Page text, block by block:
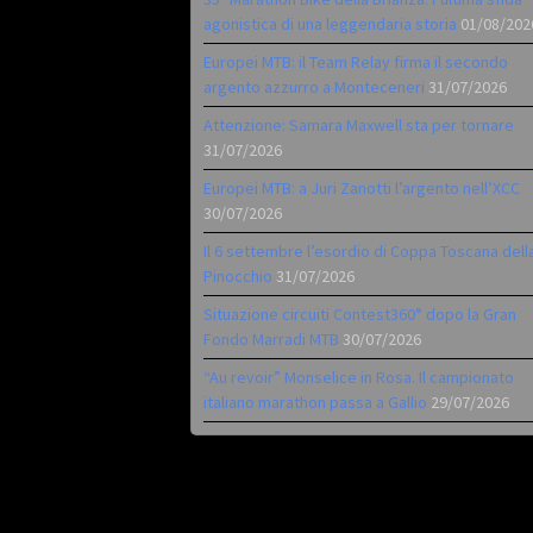
agonistica di una leggendaria storia 01/08/
Europei MTB: il Team Relay firma il secondo
argento azzurro a Monteceneri 31/07/2026
Attenzione: Samara Maxwell sta per tornare
31/07/2026
Europei MTB: a Juri Zanotti l’argento nell’XCC
30/07/2026
Il 6 settembre l’esordio di Coppa Toscana
Pinocchio 31/07/2026
Situazione circuiti Contest360° dopo la Gran
Fondo Marradi MTB 30/07/2026
“Au revoir” Monselice in Rosa. Il campionato
italiano marathon passa a Gallio 29/07/2026